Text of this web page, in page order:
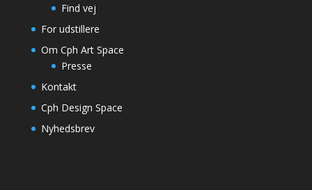
Find vej
For udstillere
Om Cph Art Space
Presse
Kontakt
Cph Design Space
Nyhedsbrev